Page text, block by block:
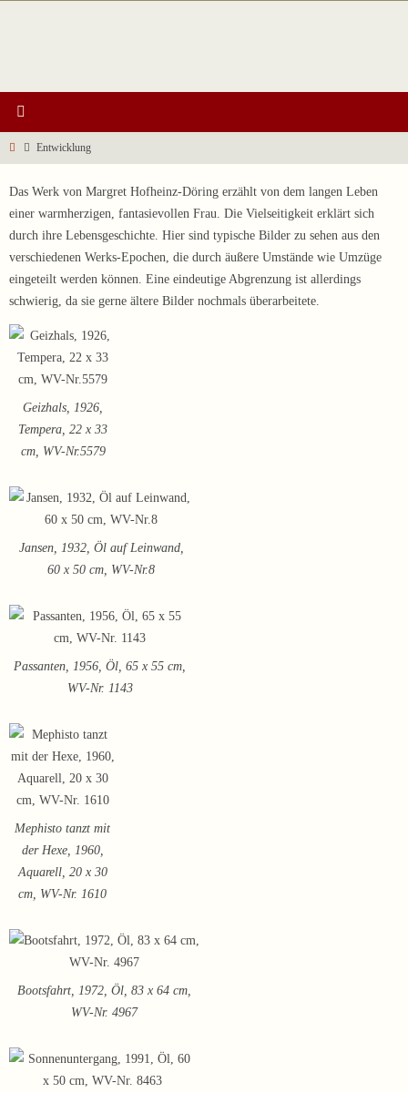
StartEntwicklung
Das Werk von Margret Hofheinz-Döring erzählt von dem langen Leben
einer warmherzigen, fantasievollen Frau. Die Vielseitigkeit erklärt sich
durch ihre Lebensgeschichte. Hier sind typische Bilder zu sehen aus den
verschiedenen Werks-Epochen, die durch äußere Umstände wie Umzüge
eingeteilt werden können. Eine eindeutige Abgrenzung ist allerdings
schwierig, da sie gerne ältere Bilder nochmals überarbeitete.
Geizhals, 1926,
Tempera, 22 x 33
cm, WV-Nr.5579
Jansen, 1932, Öl auf Leinwand,
60 x 50 cm, WV-Nr.8
Passanten, 1956, Öl, 65 x 55 cm,
WV-Nr. 1143
Mephisto tanzt mit
der Hexe, 1960,
Aquarell, 20 x 30
cm, WV-Nr. 1610
Bootsfahrt, 1972, Öl, 83 x 64 cm,
WV-Nr. 4967